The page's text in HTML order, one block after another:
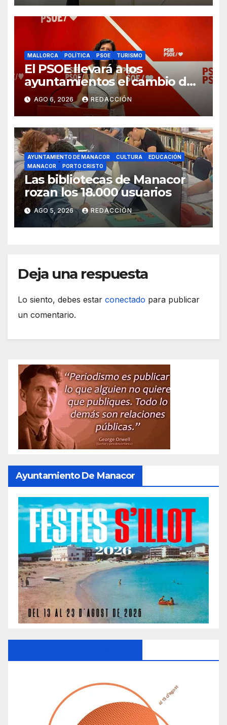
MALLORCA POLÍTICA PSOE TURISMO
El PSOE llevará a los
ayuntamientos el cambio de
modelo turístico y de vivienda
AGO 6, 2026 REDACCIÓN
AYUNTAMIENTO DE MANACOR CULTURA
EDUCACIÓN
MANACOR
PORTO CRISTO
Las bibliotecas de Manacor
rozan los 18.000 usuarios
AGO 5, 2026 REDACCIÓN
Deja una respuesta
Lo siento, debes estar conectado para publicar
un comentario.
Ayuntamiento De Manacor